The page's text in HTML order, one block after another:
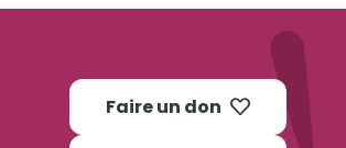
Faire un don